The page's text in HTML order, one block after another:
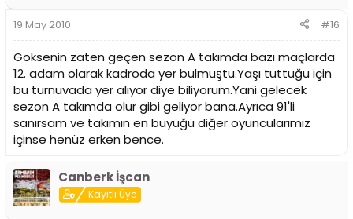
19 May 2010 #16
Göksenin zaten geçen sezon A takımda bazı maçlarda
12. adam olarak kadroda yer bulmuştu.Yaşı tuttuğu için
bu turnuvada yer alıyor diye biliyorum.Yani gelecek
sezon A takımda olur gibi geliyor bana.Ayrıca 91'li
sanırsam ve takımın en büyüğü diğer oyuncularımız
içinse henüz erken bence.
Canberk İşcan
Kayıtlı Üye